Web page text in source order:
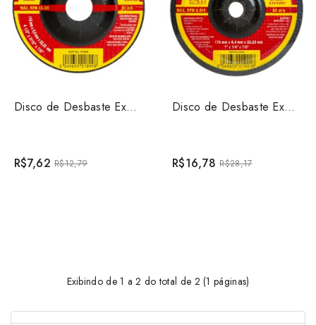
Disco de Desbaste Exact 115mm x 5mm x 22,23mm Starrett...
R$7,62 R$12,79
Disco de Desbaste Exact 178mm x 6,4mm x 22,23mm Starre...
R$16,78 R$28,17
Exibindo de 1 a 2 do total de 2 (1 páginas)